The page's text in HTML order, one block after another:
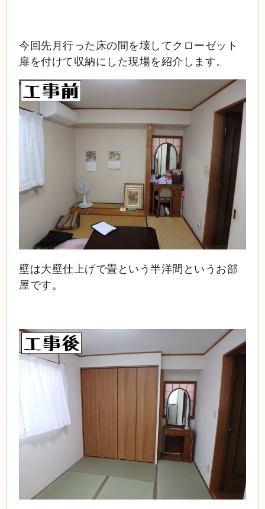
今回先月行った床の間を壊してクローゼット
扉を付けて収納にした現場を紹介します。
壁は大壁仕上げで畳という半洋間というお部
屋です。